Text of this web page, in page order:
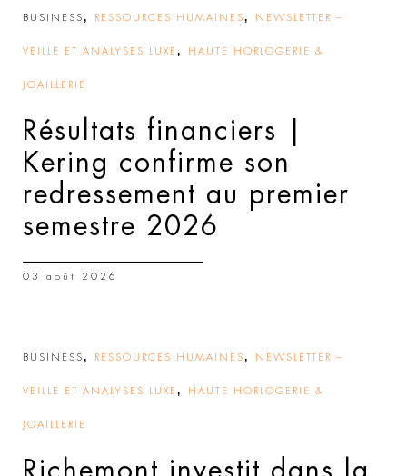
BUSINESS, RESSOURCES HUMAINES, NEWSLETTER –
VEILLE ET ANALYSES LUXE , HAUTE HORLOGERIE &
JOAILLERIE
Résultats financiers |
Kering confirme son
redressement au premier
semestre 2026
03 août 2026
BUSINESS, RESSOURCES HUMAINES, NEWSLETTER –
VEILLE ET ANALYSES LUXE , HAUTE HORLOGERIE &
JOAILLERIE
Richemont investit dans la